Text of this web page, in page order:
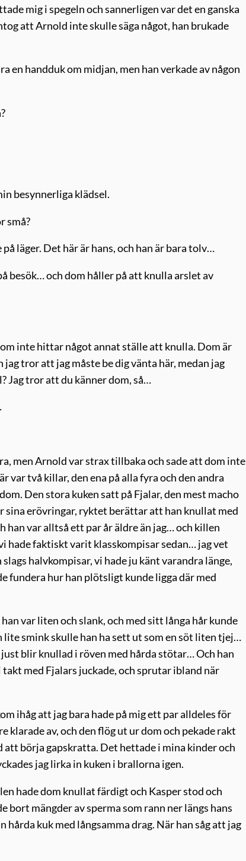
mig i spegeln och sannerligen var det en ganska
att Arnold inte skulle säga något, han brukade
en handduk om midjan, men han verkade av någon
besynnerliga klädsel.
små?
läger. Det här är hans, och han är bara tolv…
besök… och dom håller på att knulla arslet av
inte hittar något annat ställe att knulla. Dom är
tror att jag måste be dig vänta här, medan jag
Jag tror att du känner dom, så…
men Arnold var strax tillbaka och sade att dom inte
var två killar, den ena på alla fyra och den andra
Den stora kuken satt på Fjalar, den mest macho
sina erövringar, ryktet berättar att han knullat med
han var alltså ett par år äldre än jag… och killen
hade faktiskt varit klasskompisar sedan… jag vet
halvkompisar, vi hade ju känt varandra länge,
fundera hur han plötsligt kunde ligga där med
var liten och slank, och med sitt långa hår kunde
smink skulle han ha sett ut som en söt liten tjej…
blir knullad i röven med hårda stötar… Och han
med Fjalars juckade, och sprutar ibland när
ihåg att jag bara hade på mig ett par alldeles för
klarade av, och den flög ut ur dom och pekade rakt
börja gapskratta. Det hettade i mina kinder och
jag lirka in kuken i brallorna igen.
hade dom knullat färdigt och Kasper stod och
mängder av sperma som rann ner längs hans
hårda kuk med långsamma drag. När han såg att jag